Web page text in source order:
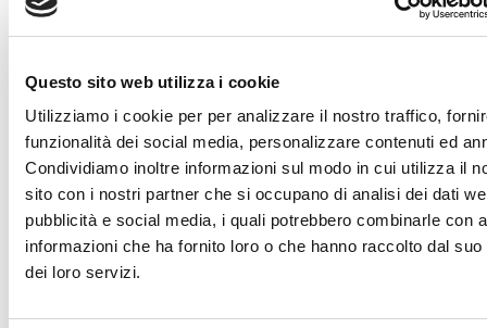
Questo sito web utilizza i cookie
Utilizziamo i cookie per per analizzare il nostro traffico,
funzionalità dei social media, personalizzare contenuti ed
Condividiamo inoltre informazioni sul modo in cui utilizza il
sito con i nostri partner che si occupano di analisi dei dati
pubblicità e social media, i quali potrebbero combinarle con
informazioni che ha fornito loro o che hanno raccolto dal
dei loro servizi.
La tua Email *
Il tuo numero di Telefono
Il tuo indirizzo completo